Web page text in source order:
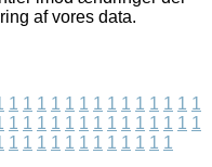
af vores data.
1 1 1 1 1 1 1 1 1 1 1 1 1 1
1 1 1 1 1 1 1 1 1 1 1 1 1 1
1 1 1 1 1 1 1 1 1 1 1 1